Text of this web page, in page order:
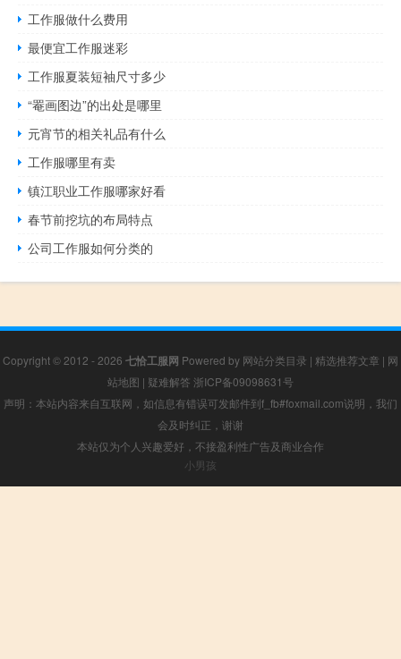
工作服做什么费用
最便宜工作服迷彩
工作服夏装短袖尺寸多少
“罨画图边”的出处是哪里
元宵节的相关礼品有什么
工作服哪里有卖
镇江职业工作服哪家好看
春节前挖坑的布局特点
公司工作服如何分类的
Copyright © 2012 - 2026 七恰工服网 Powered by 网站分类目录 | 精选推荐文章 | 网
站地图 | 疑难解答 浙ICP备09098631号
声明：本站内容来自互联网，如信息有错误可发邮件到f_fb#foxmail.com说明，我们
会及时纠正，谢谢
本站仅为个人兴趣爱好，不接盈利性广告及商业合作
小男孩